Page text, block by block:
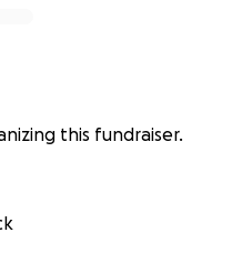
this fundraiser.